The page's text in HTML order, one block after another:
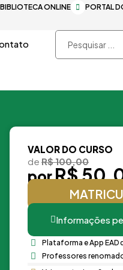
PORTAL
BIBLIOTECA ONLINE
Pesquisar
...
VALOR DO CURSO
de R$ 100,00
porR$
Informações
Plataforma e App EAD
Professores